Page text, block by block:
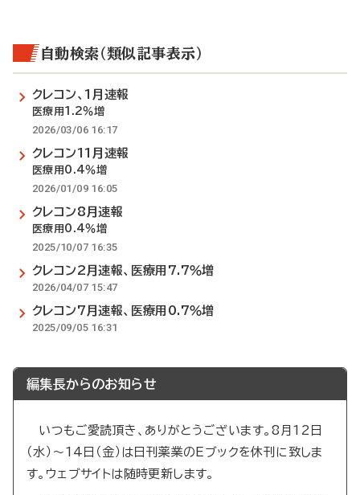
自動検索（類似記事表示）
クレコン、1月速報
医療用1.2％増
2026/03/06 16:17
クレコン11月速報
医療用0.4％増
2026/01/09 16:05
クレコン8月速報
医療用0.4％増
2025/10/07 16:35
クレコン2月速報、医療用7.7％増
2026/04/07 15:47
クレコン7月速報、医療用0.7％増
2025/09/05 16:31
編集長からのお知らせ
いつもご愛読頂き、ありがとうございます。8月12日
（水）～14日（金）は日刊薬業のEブックを休刊に致しま
す。ウェブサイトは随時更新します。